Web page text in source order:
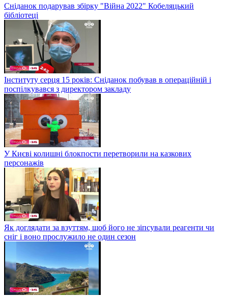
Сніданок подарував збірку "Війна 2022" Кобеляцький
бібліотеці
Інституту серця 15 років: Сніданок побував в операційній і
поспілкувався з директором закладу
У Києві колишні блокпости перетворили на казкових
персонажів
Як доглядати за взуттям, щоб його не зіпсували реагенти чи
сніг і воно прослужило не один сезон